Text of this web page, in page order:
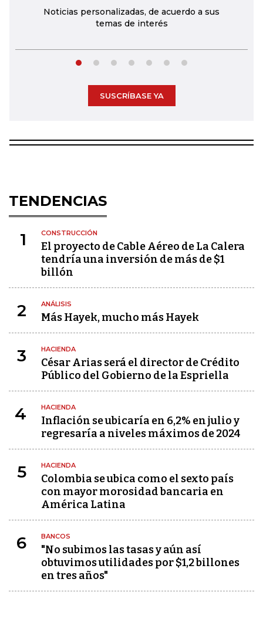
Noticias personalizadas, de acuerdo a sus
temas de interés
SUSCRÍBASE YA
TENDENCIAS
1 CONSTRUCCIÓN
El proyecto de Cable Aéreo de La Calera
tendría una inversión de más de $1
billón
2 ANÁLISIS
Más Hayek, mucho más Hayek
3 HACIENDA
César Arias será el director de Crédito
Público del Gobierno de la Espriella
4 HACIENDA
Inflación se ubicaría en 6,2% en julio y
regresaría a niveles máximos de 2024
5 HACIENDA
Colombia se ubica como el sexto país
con mayor morosidad bancaria en
América Latina
6 BANCOS
"No subimos las tasas y aún así
obtuvimos utilidades por $1,2 billones
en tres años"